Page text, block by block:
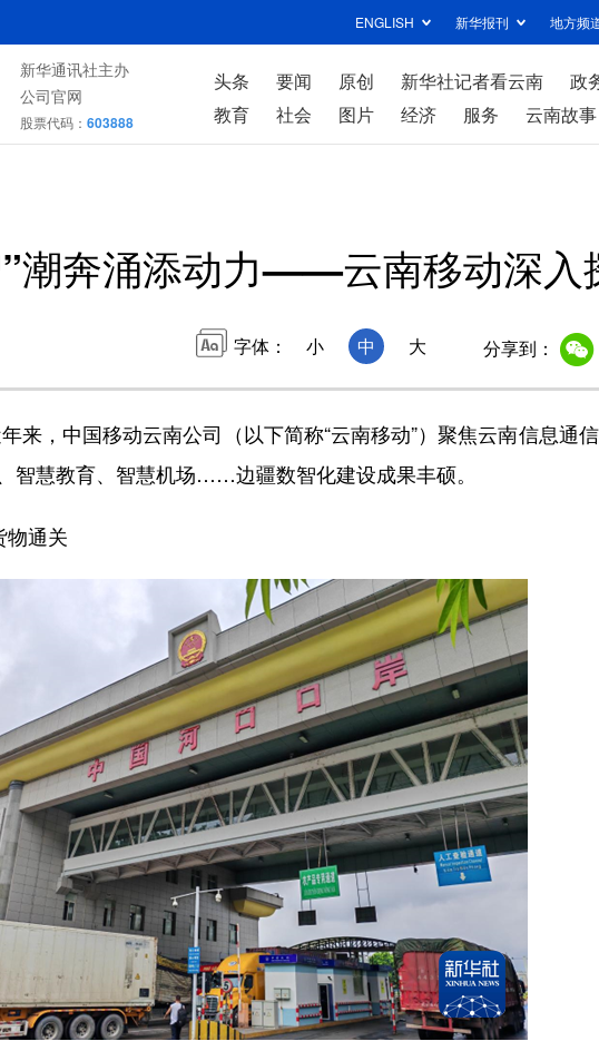
ENGLISH 新华报刊 地方频
新华通讯社主办
公司官网
股票代码： 603888
头条 要闻 原创 新华社记者看云南 政
教育
社会 图片 经济 服务 云南故事
潮奔涌添动力——云南移动深入
字体： 小 中 大 分享到：
，中国移动云南公司（以下简称“云南移动”）聚焦云南信息通
智慧教育、智慧机场……边疆数智化建设成果丰硕。
物通关